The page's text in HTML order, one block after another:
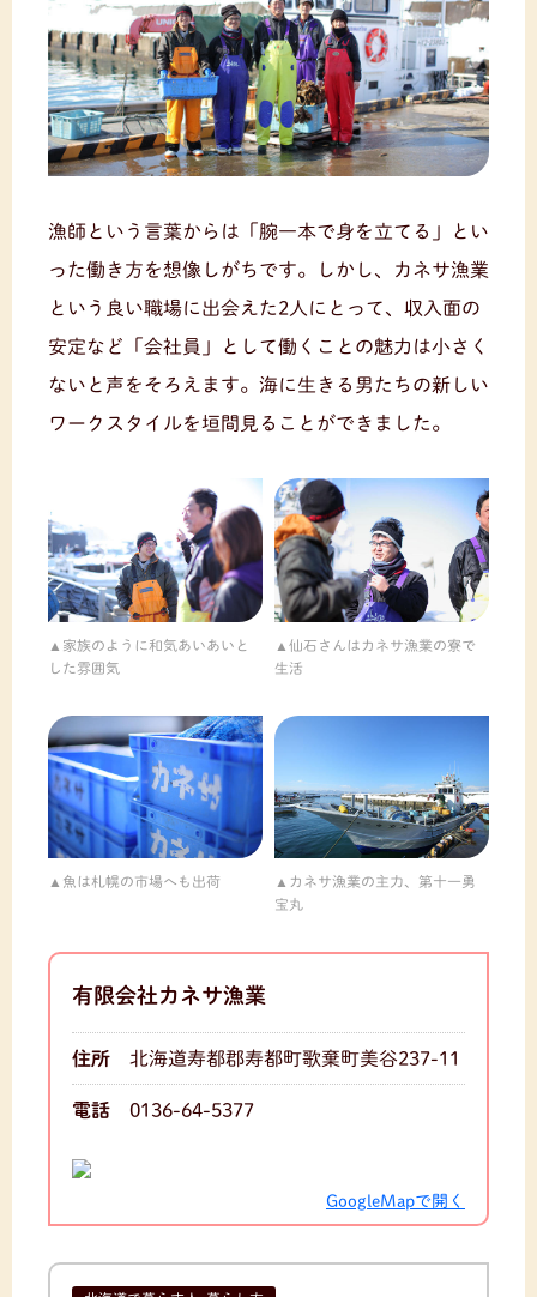
漁師という言葉からは「腕一本で身を立てる」とい
った働き方を想像しがちです。しかし、カネサ漁業
という良い職場に出会えた2人にとって、収入面の
安定など「会社員」として働くことの魅力は小さく
ないと声をそろえます。海に生きる男たちの新しい
ワークスタイルを垣間見ることができました。
家族のように和気あいあいと
した雰囲気
仙石さんはカネサ漁業の寮で
生活
魚は札幌の市場へも出荷
カネサ漁業の主力、第十一勇
宝丸
有限会社カネサ漁業
住所 北海道寿都郡寿都町歌棄町美谷237-11
電話 0136-64-5377
GoogleMapで開く